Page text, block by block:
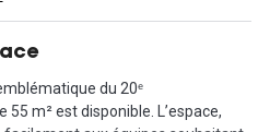
du 20ᵉ
m² est disponible. L’espace,